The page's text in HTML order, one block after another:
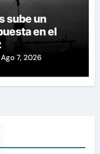
sube un
en el
Ago 7, 2026